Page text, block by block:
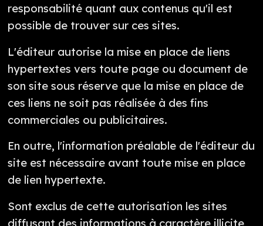
responsabilité quant aux contenus qu'il est
possible de trouver sur ces sites.
L'éditeur autorise la mise en place de liens
hypertextes vers toute page ou document de
son site sous réserve que la mise en place de
ces liens ne soit pas réalisée à des fins
commerciales ou publicitaires.
En outre, l'information préalable de l'éditeur du
site est nécessaire avant toute mise en place
de lien hypertexte.
Sont exclus de cette autorisation les sites
diffusant des informations à caractère illicite,